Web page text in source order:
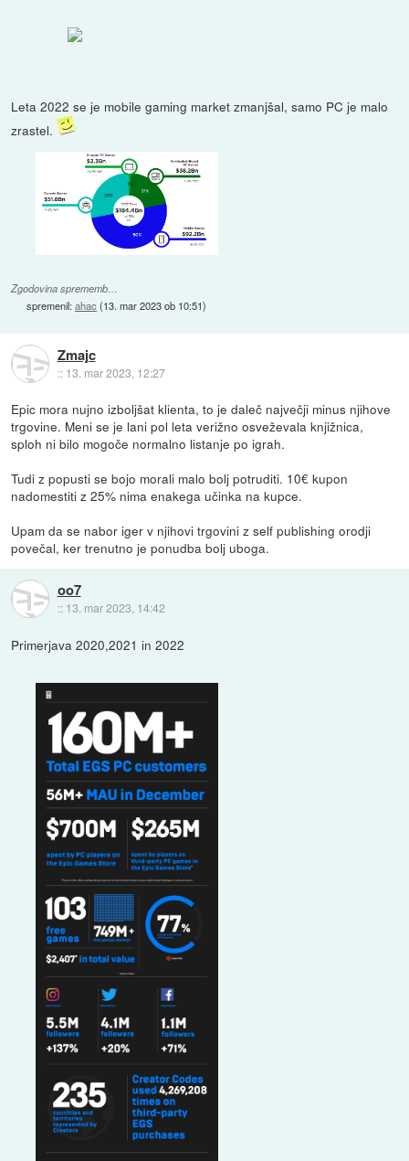
Leta 2022 se je mobile gaming market zmanjšal, samo PC je malo
zrastel.
Zgodovina sprememb…
spremenil:ahac (13. mar 2023 ob 10:51)
Zmajc
:: 13. mar 2023, 12:27
Epic mora nujno izboljšat klienta, to je daleč največji minus njihove
trgovine. Meni se je lani pol leta verižno osveževala knjižnica,
sploh ni bilo mogoče normalno listanje po igrah.
Tudi z popusti se bojo morali malo bolj potruditi. 10€ kupon
nadomestiti z 25% nima enakega učinka na kupce.
Upam da se nabor iger v njihovi trgovini z self publishing orodji
povečal, ker trenutno je ponudba bolj uboga.
oo7
:: 13. mar 2023, 14:42
Primerjava 2020,2021 in 2022